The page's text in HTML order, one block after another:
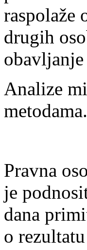
raspolaže
drugih
Analize
metodama.
Pravna
je
dana
o